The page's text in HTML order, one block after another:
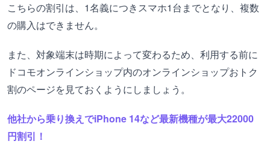
こちらの割引は、1名義につきスマホ1台までとなり、複数
の購入はできません。
また、対象端末は時期によって変わるため、利用する前に
ドコモオンラインショップ内のオンラインショップおトク
割のページを見ておくようにしましょう。
他社から乗り換えでiPhone 14など最新機種が最大22000
円割引！